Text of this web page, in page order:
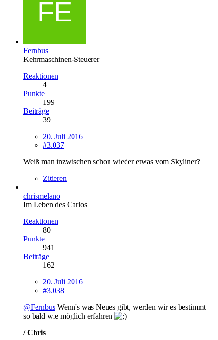
Fernbus
Kehrmaschinen-Steuerer
Reaktionen
4
Punkte
199
Beiträge
39
20. Juli 2016
#3.037
Weiß man inzwischen schon wieder etwas vom Skyliner?
Zitieren
chrismelano
Im Leben des Carlos
Reaktionen
80
Punkte
941
Beiträge
162
20. Juli 2016
#3.038
@Fernbus Wenn's was Neues gibt, werden wir es bestimmt
so bald wie möglich erfahren
/ Chris